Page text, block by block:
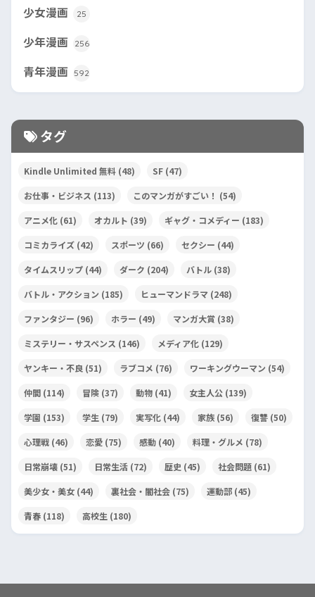
少女漫画 25
少年漫画 256
青年漫画 592
タグ
Kindle Unlimited 無料 (48) SF (47)
お仕事・ビジネス (113) このマンガがすごい！ (54)
アニメ化 (61) オカルト (39) ギャグ・コメディー (183)
コミカライズ (42) スポーツ (66) セクシー (44)
タイムスリップ (44) ダーク (204) バトル (38)
バトル・アクション (185) ヒューマンドラマ (248)
ファンタジー (96) ホラー (49) マンガ大賞 (38)
ミステリー・サスペンス (146) メディア化 (129)
ヤンキー・不良 (51) ラブコメ (76) ワーキングウーマン (54)
仲間 (114) 冒険 (37) 動物 (41) 女主人公 (139)
学園 (153) 学生 (79) 実写化 (44) 家族 (56) 復讐 (50)
心理戦 (46) 恋愛 (75) 感動 (40) 料理・グルメ (78)
日常崩壊 (51) 日常生活 (72) 歴史 (45) 社会問題 (61)
美少女・美女 (44) 裏社会・闇社会 (75) 運動部 (45)
青春 (118) 高校生 (180)